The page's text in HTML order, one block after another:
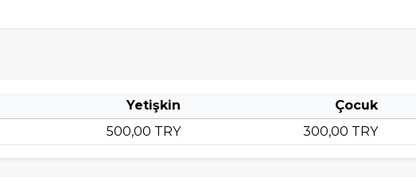
Yetişkin Çocuk
500,00 TRY 300,00 TRY